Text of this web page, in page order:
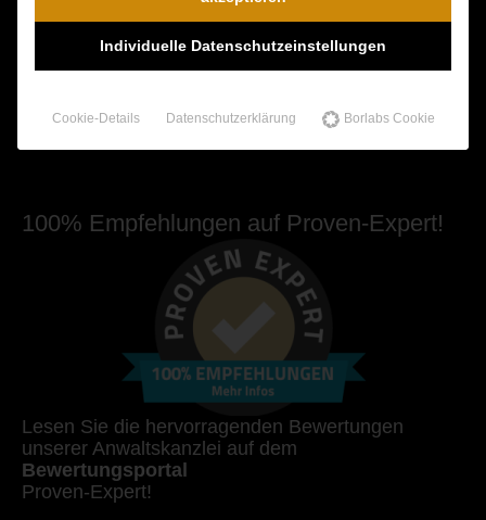
0421 54 895 10 - Fax
100% Empfehlungen auf Proven-Expert!
Lesen Sie die hervorragenden Bewertungen
unserer Anwaltskanzlei auf dem
Bewertungsportal
Proven-Expert!
Individuelle Datenschutzeinstellungen
Cookie-Details Datenschutzerklärung Borlabs Cookie